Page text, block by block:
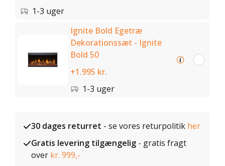
1-3 uger
Ignite Bold Egetræ
Dekorationssæt - Ignite
Bold 50
+1.995 kr.
1-3 uger
30 dages returret - se vores returpolitik her
Gratis levering tilgængelig - gratis fragt
over kr. 999,-